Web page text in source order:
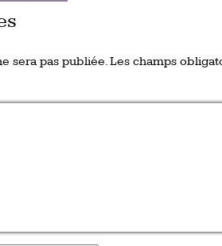
sera pas publiée.Les champs